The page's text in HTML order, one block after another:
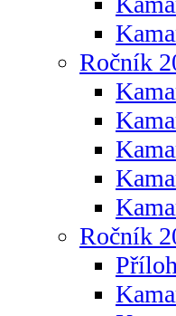
Ročník
Ročník